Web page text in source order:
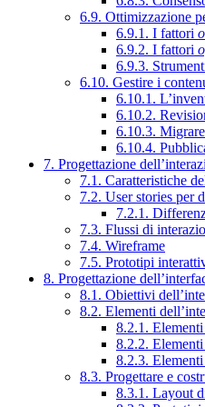
6.9. Ottimizzazione
6.9.1. I fattori
6.9.2. I fattori
6.9.3.
6.10. Gestire i
6.10.1.
6.10.2.
6.10.3.
6.10.4.
7. Progettazione
7.1. Caratteristiche
7.2. User stories per
7.2.1.
7.3. Flussi di
7.4. Wireframe
7.5. Prototipi
8. Progettazione
8.1. Obiettivi
8.2. Elementi
8.2.1.
8.2.2.
8.2.3.
8.3. Progettare e
8.3.1. Layout